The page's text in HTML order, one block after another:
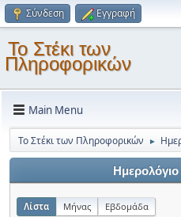
Σύνδεση Εγγραφή
Το Στέκι των
Πληροφορικών
Main Menu
Το Στέκι των Πληροφορικών ►
Λίστα Μήνας Εβδομάδα